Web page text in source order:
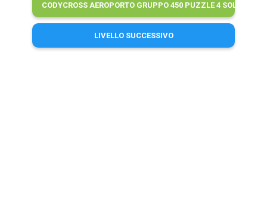
CODYCROSS AEROPORTO GRUPPO 450 PUZZLE 4 SOLUZIONI
LIVELLO SUCCESSIVO